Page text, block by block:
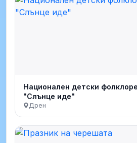
Национален детски
"Слънце иде"
Дрен